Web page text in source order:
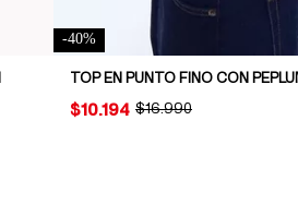
-40%
TOP EN PUNTO FINO CON
ORIGINAL PRICE:
$16.990
PRICE:
$10.194